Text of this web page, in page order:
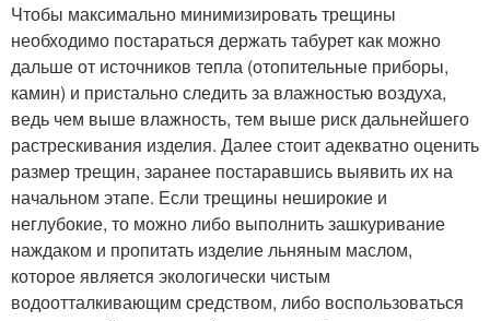
Чтобы максимально минимизировать трещины
необходимо постараться держать табурет как можно
дальше от источников тепла (отопительные приборы,
камин) и пристально следить за влажностью воздуха,
ведь чем выше влажность, тем выше риск дальнейшего
растрескивания изделия. Далее стоит адекватно оценить
размер трещин, заранее постаравшись выявить их на
начальном этапе. Если трещины неширокие и
неглубокие, то можно либо выполнить зашкуривание
наждаком и пропитать изделие льняным маслом,
которое является экологически чистым
водоотталкивающим средством, либо воспользоваться